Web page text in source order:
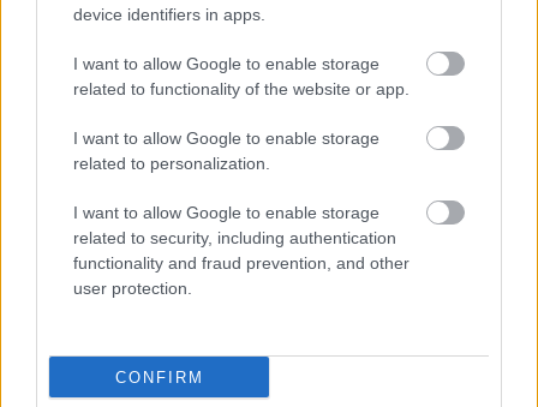
device identifiers in apps.
I want to allow Google to enable storage
related to functionality of the website or app.
I want to allow Google to enable storage
related to personalization.
I want to allow Google to enable storage
related to security, including authentication
functionality and fraud prevention, and other
user protection.
CONFIRM
Ellenzéki mozgalmak a ’80-as években
Lapszám